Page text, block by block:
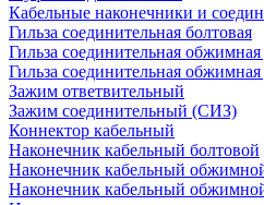
Кабельные наконечники и
Гильза соединительная болтовая
Гильза соединительная
Гильза соединительная
Зажим ответвительный
Зажим соединительный (СИЗ)
Коннектор кабельный
Наконечник кабельный болтовой
Наконечник кабельный
Наконечник кабельный